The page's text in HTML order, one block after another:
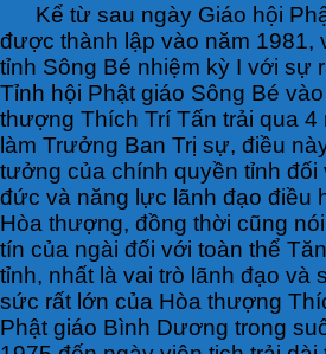
Kể từ sau ngày Giáo hội
được thành lập vào năm 1981,
tỉnh Sông Bé nhiệm kỳ I với sự
Tỉnh hội Phật giáo Sông Bé
thượng Thích Trí Tấn trải qua 4
làm Trưởng Ban Trị sự, điều
tưởng của chính quyền tỉnh đối
đức và năng lực lãnh đạo điều
Hòa thượng, đồng thời cũng
tín của ngài đối với toàn thể
tỉnh, nhất là vai trò lãnh đạo và
sức rất lớn của Hòa thượng
Phật giáo Bình Dương trong